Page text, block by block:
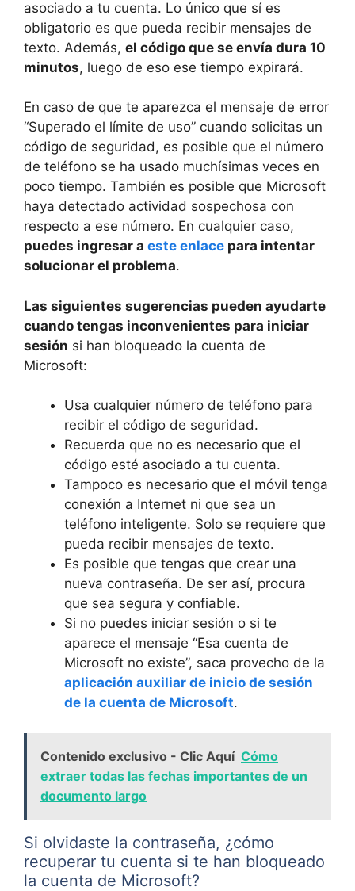
asociado a tu cuenta. Lo único que sí es
obligatorio es que pueda recibir mensajes de
texto. Además, el código que se envía dura 10
minutos, luego de eso ese tiempo expirará.
En caso de que te aparezca el mensaje de error
“Superado el límite de uso” cuando solicitas un
código de seguridad, es posible que el número
de teléfono se ha usado muchísimas veces en
poco tiempo. También es posible que Microsoft
haya detectado actividad sospechosa con
respecto a ese número. En cualquier caso,
puedes ingresar a este enlace para intentar
solucionar el problema.
Las siguientes sugerencias pueden ayudarte
cuando tengas inconvenientes para iniciar
sesión si han bloqueado la cuenta de
Microsoft:
Usa cualquier número de teléfono para
recibir el código de seguridad.
Recuerda que no es necesario que el
código esté asociado a tu cuenta.
Tampoco es necesario que el móvil tenga
conexión a Internet ni que sea un
teléfono inteligente. Solo se requiere que
pueda recibir mensajes de texto.
Es posible que tengas que crear una
nueva contraseña. De ser así, procura
que sea segura y confiable.
Si no puedes iniciar sesión o si te
aparece el mensaje “Esa cuenta de
Microsoft no existe”, saca provecho de la
aplicación auxiliar de inicio de sesión
de la cuenta de Microsoft.
Contenido exclusivo - Clic Aquí Cómo
extraer todas las fechas importantes de un
documento largo
Si olvidaste la contraseña, ¿cómo
recuperar tu cuenta si te han bloqueado
la cuenta de Microsoft?